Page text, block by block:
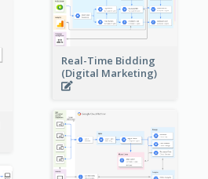
Real-Time Bidding
(Digital Marketing)